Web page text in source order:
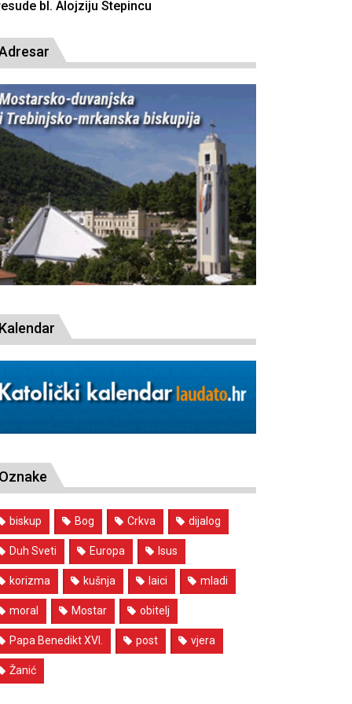
bl. Alojziju Stepincu
biskup Bog Crkva dijalog
Duh Sveti Europa Isus
korizma kušnja laici mladi
moral Mostar obitelj
Papa Benedikt XVI. post vjera
Žanić